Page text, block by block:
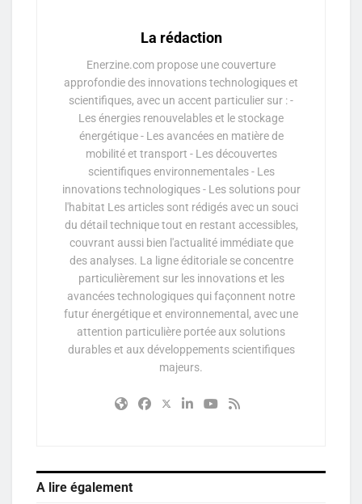
La rédaction
Enerzine.com propose une couverture
approfondie des innovations technologiques et
scientifiques, avec un accent particulier sur : -
Les énergies renouvelables et le stockage
énergétique - Les avancées en matière de
mobilité et transport - Les découvertes
scientifiques environnementales - Les
innovations technologiques - Les solutions pour
l'habitat Les articles sont rédigés avec un souci
du détail technique tout en restant accessibles,
couvrant aussi bien l'actualité immédiate que
des analyses. La ligne éditoriale se concentre
particulièrement sur les innovations et les
avancées technologiques qui façonnent notre
futur énergétique et environnemental, avec une
attention particulière portée aux solutions
durables et aux développements scientifiques
majeurs.
A lire également